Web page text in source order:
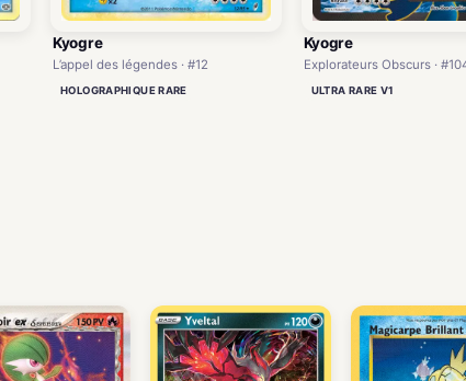
Kyogre
L’appel des légendes · #12
HOLOGRAPHIQUE RARE
Kyogre
Explorateurs Obscurs ·
ULTRA RARE V1